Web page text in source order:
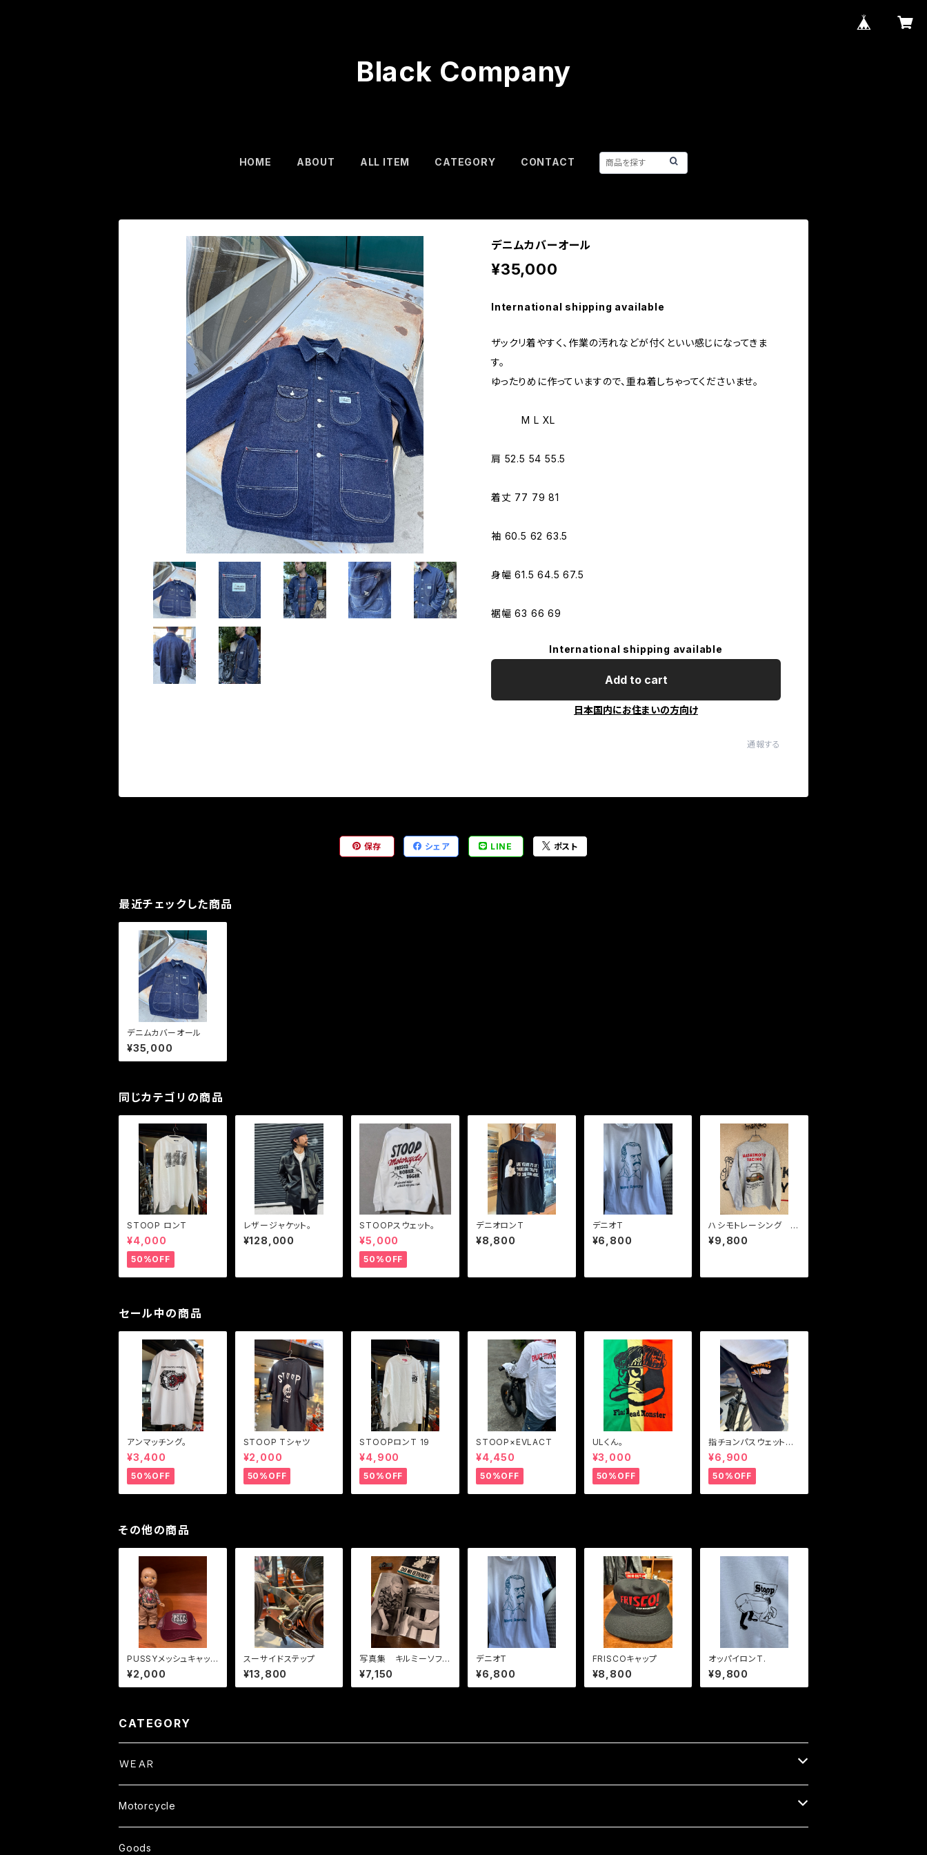
Black Company
HOME ABOUT ALL ITEM CATEGORY CONTACT
デニムカバーオール
¥35,000
International shipping available
ザックリ着やすく、作業の汚れなどが付くといい感じになってきま
す。
ゆったりめに作っていますので、重ね着しちゃってくださいませ。
M L XL
肩 52.5 54 55.5
着丈 77 79 81
袖 60.5 62 63.5
身幅 61.5 64.5 67.5
裾幅 63 66 69
International shipping available
Add to cart
日本国内にお住まいの方向け
通報する
保存 シェア LINE ポスト
最近チェックした商品
デニムカバーオール
¥35,000
同じカテゴリの商品
STOOP ロンT
¥4,000
50%OFF
レザージャケット。
¥128,000
STOOPスウェット。
¥5,000
50%OFF
デニオロンT
¥8,800
デニオT
¥6,800
ハシモトレーシング ト
レーナー。
¥9,800
セール中の商品
アンマッチング。
¥3,400
50%OFF
STOOP Tシャツ
¥2,000
50%OFF
STOOPロンT 19
¥4,900
50%OFF
STOOP×EVLACT
¥4,450
50%OFF
ULくん。
¥3,000
50%OFF
指チョンパスウェット
パンツ
¥6,900
50%OFF
その他の商品
PUSSYメッシュキャッ
プ。
¥2,000
スーサイドステップ
¥13,800
写真集 キルミーソフト
リー
¥7,150
デニオT
¥6,800
FRISCOキャップ
¥8,800
オッパイロンT.
¥9,800
CATEGORY
ＷＥＡＲ
Tops
S/S TEE
Pants
Motorcycle
Parts
Goods